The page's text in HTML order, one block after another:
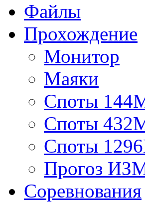
Файлы
Прохождение
Монитор
Маяки
Споты
Споты
Споты
Прогоз
Соревнования